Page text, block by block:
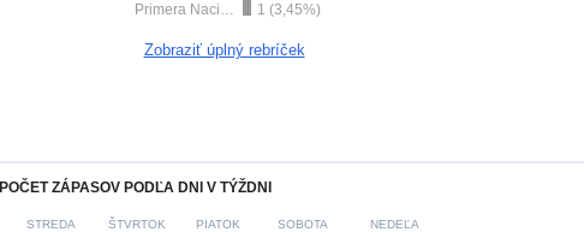
Primera Nacional
1 (3,45%)
Zobraziť úplný rebríček
POČET ZÁPASOV PODĽA DNI V TÝŽDNI
STREDA ŠTVRTOK PIATOK SOBOTA NEDEĽA